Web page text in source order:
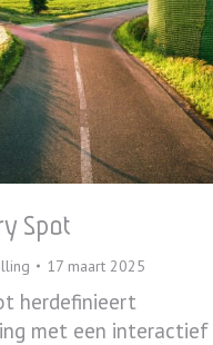
Spot
17 maart 2025
herdefinieert
met een interactief